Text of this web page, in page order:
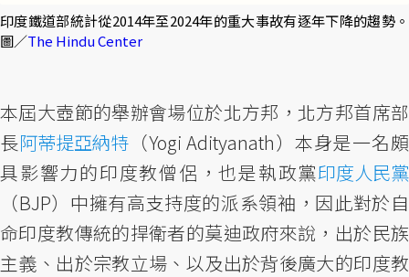
印度鐵道部統計從2014年至2024年的重大事故有逐年下降的趨勢。
圖／The Hindu Center
本屆大壺節的舉辦會場位於北方邦，北方邦首席部
長阿蒂提亞納特 （Yogi Adityanath）本身是一名頗
具影響力的印度教僧侶，也是執政黨印度人民黨
（BJP）中擁有高支持度的派系領袖，因此對於自
命印度教傳統的捍衛者的莫迪政府來說，出於民族
主義、出於宗教立場、以及出於背後廣大的印度教